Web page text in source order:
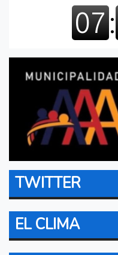
TWITTER
EL CLIMA